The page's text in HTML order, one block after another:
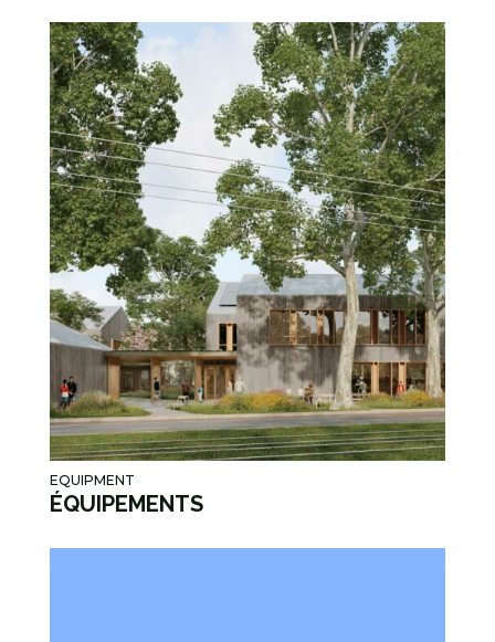
EQUIPMENT
ÉQUIPEMENTS